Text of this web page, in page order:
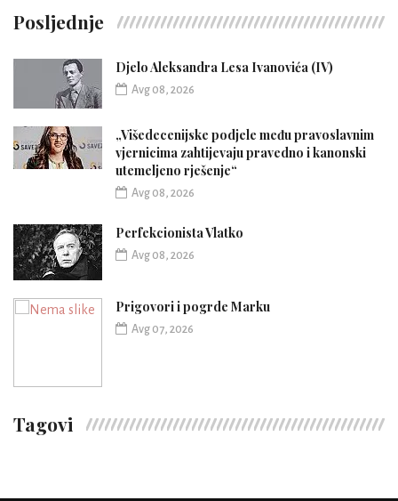
Posljednje
Djelo Aleksandra Lesa Ivanovića (IV)
Avg 08, 2026
„Višedecenijske podjele među pravoslavnim
vjernicima zahtijevaju pravedno i kanonski
utemeljeno rješenje“
Avg 08, 2026
Perfekcionista Vlatko
Avg 08, 2026
Prigovori i pogrde Marku
Avg 07, 2026
Tagovi